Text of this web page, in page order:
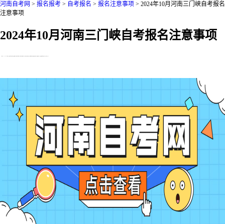
河南自考网 > 报名报考 > 自考报名 > 报名注意事项 > 2024年10月河南三门峡自考报名
注意事项
2024年10月河南三门峡自考报名注意事项